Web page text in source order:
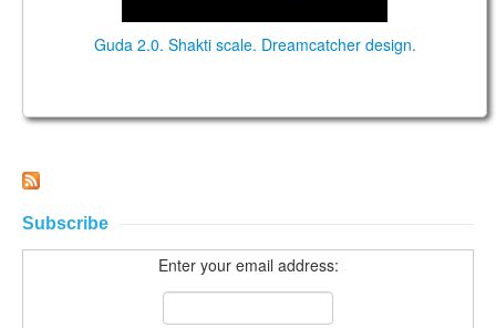
Guda 2.0. Shakti scale. Dreamcatcher design.
Subscribe
Enter your email address: